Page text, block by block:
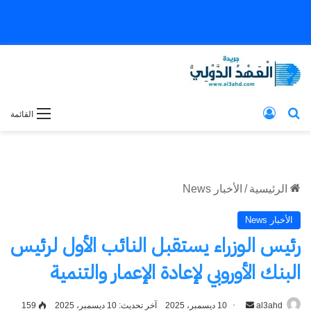
القائمة بحث عن
الرئيسية / الأخبار News
الأخبار News
رئيس الوزراء يستقبل النائب الأول لرئيس
البنك الأوروبي لإعادة الإعمار والتنمية
al3ahd
أرسل10 ديسمبر، 2025 آخر تحديث: 10 ديسمبر، 2025 159